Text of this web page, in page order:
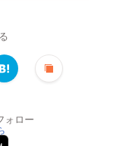
ォロー